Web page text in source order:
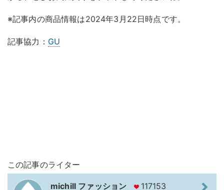
※記事内の商品情報は2024年3月22日時点です。
記事協力： GU
この記事のライター
michill ファッション 117153